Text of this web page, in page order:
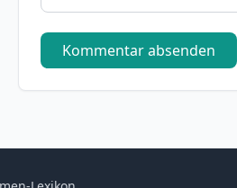
Kommentar absenden